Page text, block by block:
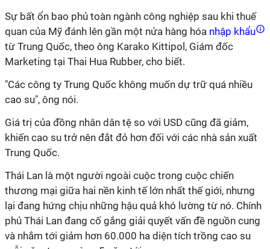
Sự bất ổn bao phủ toàn ngành công nghiệp sau khi thuế
quan của Mỹ đánh lên gần một nửa hàng hóa nhập khẩu
từ Trung Quốc, theo ông Karako Kittipol, Giám đốc
Marketing tại Thai Hua Rubber, cho biết.
"Các công ty Trung Quốc không muốn dự trữ quá nhiều
cao su", ông nói.
Giá trị của đồng nhân dân tệ so với USD cũng đã giảm,
khiến cao su trở nên đắt đỏ hơn đối với các nhà sản xuất
Trung Quốc.
Thái Lan là một người ngoài cuộc trong cuộc chiến
thương mại giữa hai nền kinh tế lớn nhất thế giới, nhưng
lại đang hứng chịu những hậu quả khó lường từ nó. Chính
phủ Thái Lan đang cố gắng giải quyết vấn đề nguồn cung
và nhắm tới giảm hơn 60.000 ha diện tích trồng cao su